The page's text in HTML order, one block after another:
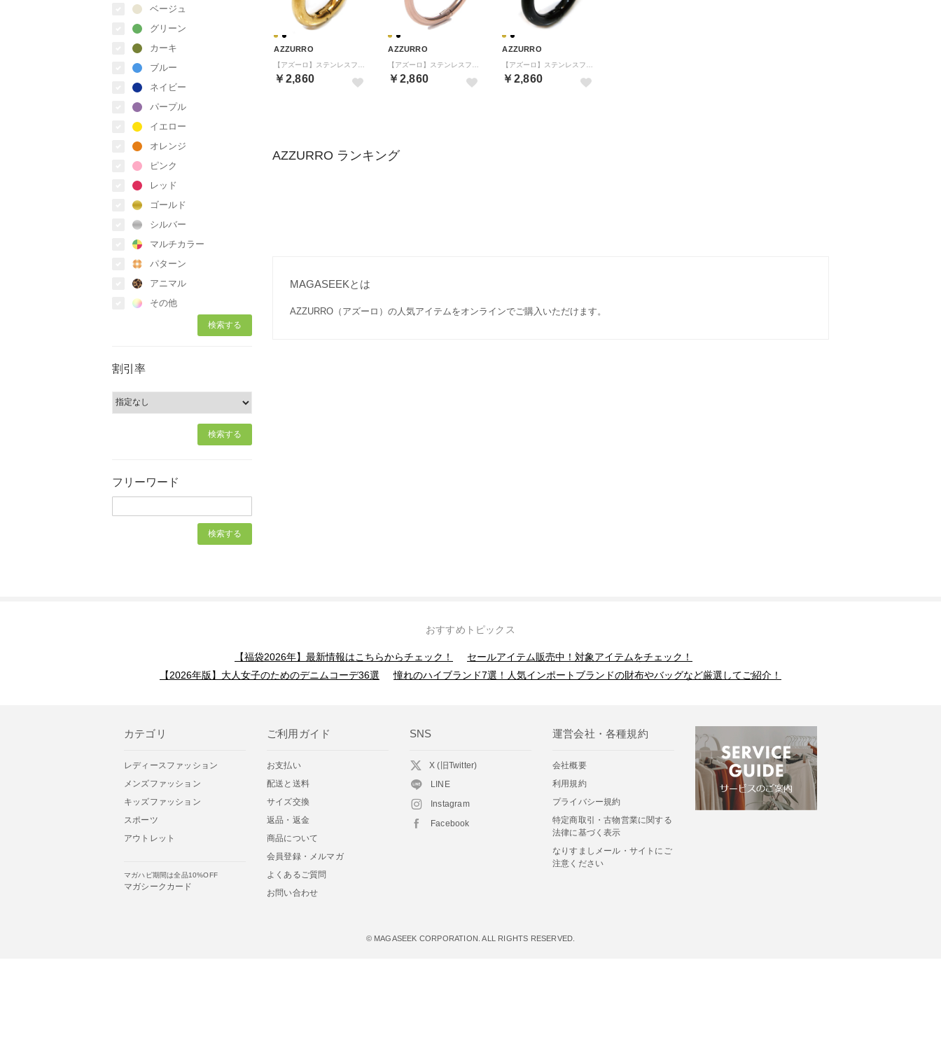
ベージュ
グリーン
カーキ
ブルー
ネイビー
パープル
イエロー
オレンジ
ピンク
レッド
ゴールド
シルバー
マルチカラー
パターン
アニマル
その他
割引率
フリーワード
AZZURRO
￥2,860
AZZURRO
￥2,860
AZZURRO
￥2,860
AZZURRO ランキング
MAGASEEKとは
AZZURRO（アズーロ）の人気アイテムをオンラインでご購入いただけます。
おすすめトピックス
【福袋2026年】最新情報はこちらからチェック！
セールアイテム販売中！対象アイテムをチェック！
【2026年版】大人女子のためのデニムコーデ36選
憧れのハイブランド7選！人気インポートブランドの財布やバッグなど厳選してご紹介！
カテゴリ
レディースファッション
メンズファッション
キッズファッション
スポーツ
アウトレット
マガハピ期間は全品10%OFF
マガシークカード
ご利用ガイド
お支払い
配送と送料
サイズ交換
返品・返金
商品について
会員登録・メルマガ
よくあるご質問
お問い合わせ
SNS
X (旧Twitter)
LINE
Instagram
Facebook
運営会社・各種規約
会社概要
利用規約
プライバシー規約
特定商取引・古物営業に関する
法律に基づく表示
なりすましメール・サイトにご
注意ください
© MAGASEEK CORPORATION. ALL RIGHTS RESERVED.